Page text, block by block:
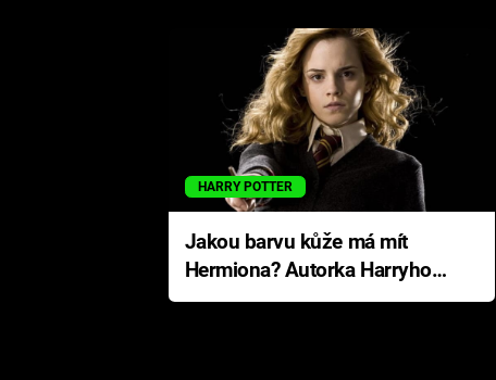
HARRY POTTER
Jakou barvu kůže má mít
Hermiona? Autorka Harryho
Pottera přišla s ráznou